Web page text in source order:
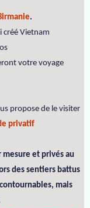
.
créé Vietnam
votre voyage
propose de le visiter
privatif
mesure et privés au
des sentiers battus
mais